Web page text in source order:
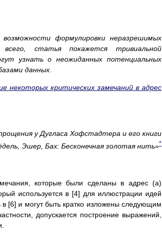
формулировки неразрешимых
статья покажется тривиальной
узнать о неожиданных потенциальных
данных.
некоторых критических замечаний в адрес
у Дугласа Хофстадтера и его книги
Эшер, Бах: Бесконечная золотая нить»*
которые были сделаны в адрес (a)
используется в [4] для иллюстрации идей
в [6] и могут быть кратко изложены следующим
допускается построение выражений,